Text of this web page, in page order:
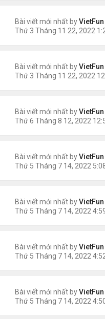
Bài viết mới nhất byVietFun
Bài viết mới nhất byVietFun
Bài viết mới nhất byVietFun
Bài viết mới nhất byVietFun
Bài viết mới nhất byVietFun
Bài viết mới nhất byVietFun
Bài viết mới nhất byVietFun